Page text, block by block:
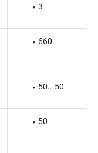
3
660
50...50
50